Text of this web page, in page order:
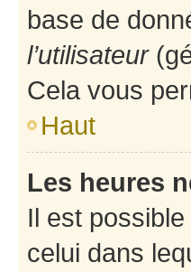
base de
l’utilisateur
Cela vous
Haut
Les heures
Il est
celui dans